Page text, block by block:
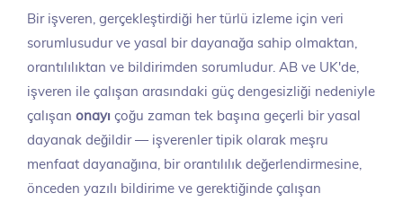
Bir işveren, gerçekleştirdiği her türlü izleme için veri
sorumlusudur ve yasal bir dayanağa sahip olmaktan,
orantılılıktan ve bildirimden sorumludur. AB ve UK'de,
işveren ile çalışan arasındaki güç dengesizliği nedeniyle
çalışan onayı çoğu zaman tek başına geçerli bir yasal
dayanak değildir — işverenler tipik olarak meşru
menfaat dayanağına, bir orantılılık değerlendirmesine,
önceden yazılı bildirime ve gerektiğinde çalışan